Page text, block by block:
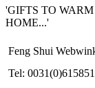
'GIFTS TO
HOME...'
Feng Shui
Tel: